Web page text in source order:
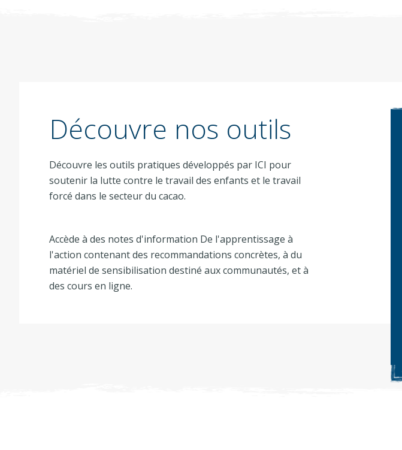
Découvre nos outils
Découvre les outils pratiques développés par ICI pour
soutenir la lutte contre le travail des enfants et le travail
forcé dans le secteur du cacao.
Accède à des notes d'information De l'apprentissage à
l'action contenant des recommandations concrètes, à du
matériel de sensibilisation destiné aux communautés, et à
des cours en ligne.